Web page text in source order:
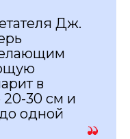
Дж.
в
20-30 см и
одной